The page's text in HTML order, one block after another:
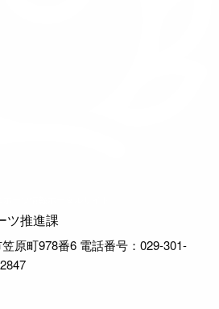
ツ推進課
原町978番6 電話番号：029-301-